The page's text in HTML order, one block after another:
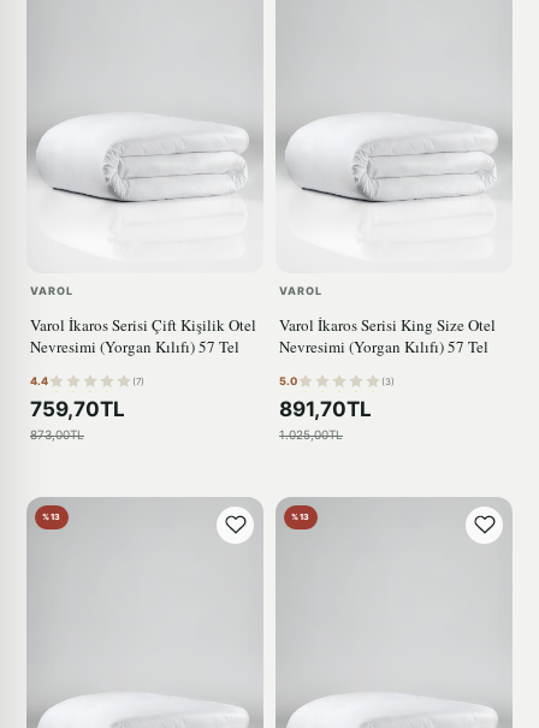
VAROL
Varol İkaros Serisi Çift Kişilik Otel
Nevresimi (Yorgan Kılıfı) 57 Tel
4.4 (7)
759,70TL
873,00TL
VAROL
Varol İkaros Serisi King Size Otel
Nevresimi (Yorgan Kılıfı) 57 Tel
5.0 (3)
891,70TL
1.025,00TL
%13 %13